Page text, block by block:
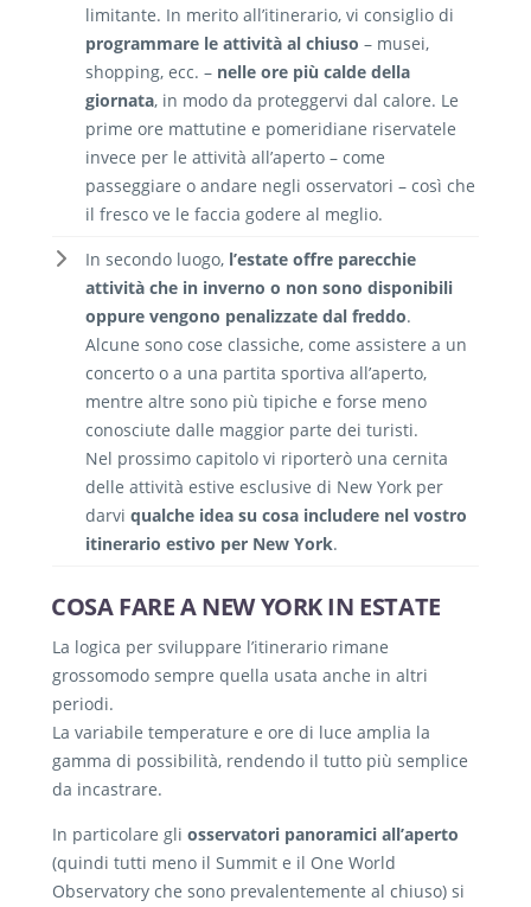
limitante. In merito all’itinerario, vi consiglio di
programmare le attività al chiuso – musei,
shopping, ecc. – nelle ore più calde della
giornata, in modo da proteggervi dal calore. Le
prime ore mattutine e pomeridiane riservatele
invece per le attività all’aperto – come
passeggiare o andare negli osservatori – così che
il fresco ve le faccia godere al meglio.
In secondo luogo, l’estate offre parecchie
attività che in inverno o non sono disponibili
oppure vengono penalizzate dal freddo.
Alcune sono cose classiche, come assistere a un
concerto o a una partita sportiva all’aperto,
mentre altre sono più tipiche e forse meno
conosciute dalle maggior parte dei turisti.
Nel prossimo capitolo vi riporterò una cernita
delle attività estive esclusive di New York per
darvi qualche idea su cosa includere nel vostro
itinerario estivo per New York.
COSA FARE A NEW YORK IN ESTATE
La logica per sviluppare l’itinerario rimane
grossomodo sempre quella usata anche in altri
periodi.
La variabile temperature e ore di luce amplia la
gamma di possibilità, rendendo il tutto più semplice
da incastrare.
In particolare gli osservatori panoramici all’aperto
(quindi tutti meno il Summit e il One World
Observatory che sono prevalentemente al chiuso) si